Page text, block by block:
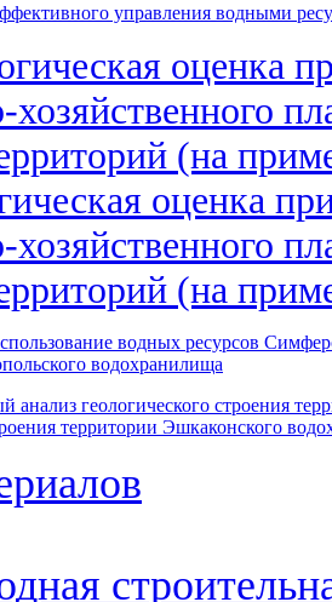
управления водными
оценка
(на
водохранилища
территории Эшкаконского